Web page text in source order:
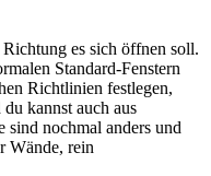
es sich öffnen soll.
Standard-Fenstern
Richtlinien festlegen,
kannst auch aus
sind nochmal anders und
Wände, rein